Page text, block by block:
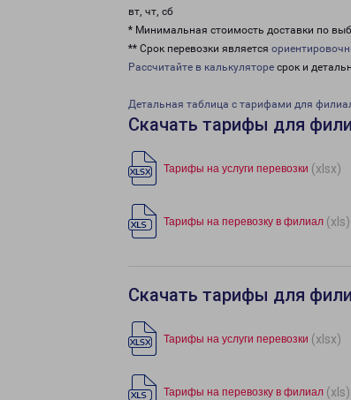
вт, чт, сб
* Минимальная стоимость доставки по
** Срок перевозки является
Рассчитайте в калькуляторе срок и
Детальная таблица с тарифами для
Скачать тарифы для
Тарифы на услуги перевозки (xlsx)
Тарифы на перевозку в филиал (xls)
Скачать тарифы для
Тарифы на услуги перевозки (xlsx)
Тарифы на перевозку в филиал (xls)